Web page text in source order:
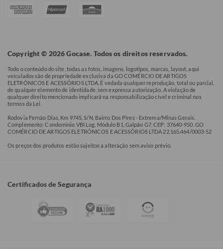
Copyright © 2026 Gocase. Todos os direitos reservados.
Todo o conteúdo do site, todas as fotos, imagens, logotipos, marcas, layout, aqui
veículados são de propriedade exclusiva da GO COMÉRCIO DE ARTIGOS
ELETRÔNICOS E ACESSÓRIOS LTDA. É vedada qualquer reprodução, total ou parcial,
de qualquer elemento de identidade, sem expressa autorização. A violação de
qualquer direito mencionado implicará na responsabilização cível e criminal nos
termos da Lei.
Rodovia Fernão Dias, Km 9745, S/N, Bairro Dos Pires - Extrema/Minas Gerais.
Complemento: Condomínio VBI Log, Módulo B1, Galpão G7. CEP: 37640-950. GO
COMÉRCIO DE ARTIGOS ELETRÔNICOS E ACESSÓRIOS LTDA 22.165.464/0003-52
Os preços dos produtos estão sujeitos a alteração sem aviso prévio.
Certificados de Segurança